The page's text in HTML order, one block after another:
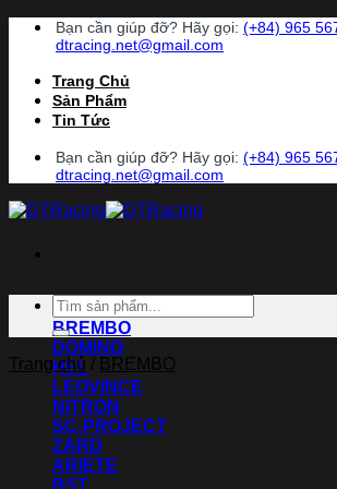
Chuyển
dung
Bạn cần giúp đỡ? Hãy gọi: (+84) 965
dtracing.net@gmail.com
Trang Chủ
Sản Phẩm
Tin Tức
Bạn cần giúp đỡ? Hãy gọi: (+84) 965
dtracing.net@gmail.com
ACCOSSATO
BREMBO
DOMINO
HEL
LEOVINCE
NITRON
SC-PROJECT
ZARD
ARIETE
BST
Tìm
kiếm:
Trang chủ / BREMBO